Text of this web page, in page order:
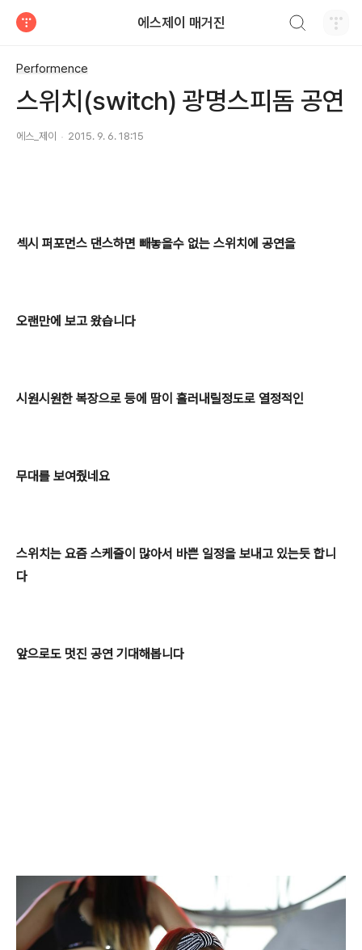
에스제이 매거진
Performence
스위치(switch) 광명스피돔 공연
에스_제이 2015. 9. 6. 18:15
섹시 퍼포먼스 댄스하면 빼놓을수 없는 스위치에 공연을
오랜만에 보고 왔습니다
시원시원한 복장으로 등에 땀이 흘러내릴정도로 열정적인
무대를 보여줬네요
스위치는 요즘 스케줄이 많아서 바쁜 일정을 보내고 있는듯 합니
다
앞으로도 멋진 공연 기대해봅니다